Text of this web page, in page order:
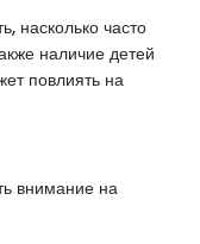
насколько часто
наличие детей
повлиять на
внимание на